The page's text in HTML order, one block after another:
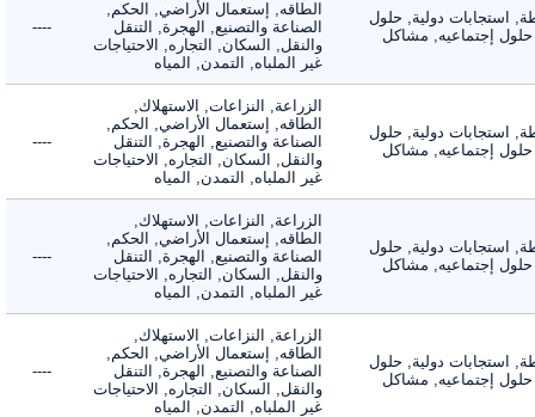
استجابات دولية, حلول
إجتماعيه, مشاكل
الطاقه, إستعمال الأراضي, الحكم,
الصناعة والتصنيع, الهجرة, التنقل
والنقل, السكان, التجاره, الاحتياجات
غير الملباه, التمدن, المياه
----
استجابات دولية, حلول
إجتماعيه, مشاكل
الزراعة, النزاعات, الاستهلاك,
الطاقه, إستعمال الأراضي, الحكم,
الصناعة والتصنيع, الهجرة, التنقل
والنقل, السكان, التجاره, الاحتياجات
غير الملباه, التمدن, المياه
----
استجابات دولية, حلول
إجتماعيه, مشاكل
الزراعة, النزاعات, الاستهلاك,
الطاقه, إستعمال الأراضي, الحكم,
الصناعة والتصنيع, الهجرة, التنقل
والنقل, السكان, التجاره, الاحتياجات
غير الملباه, التمدن, المياه
----
استجابات دولية, حلول
إجتماعيه, مشاكل
الزراعة, النزاعات, الاستهلاك,
الطاقه, إستعمال الأراضي, الحكم,
الصناعة والتصنيع, الهجرة, التنقل
والنقل, السكان, التجاره, الاحتياجات
غير الملباه, التمدن, المياه
----